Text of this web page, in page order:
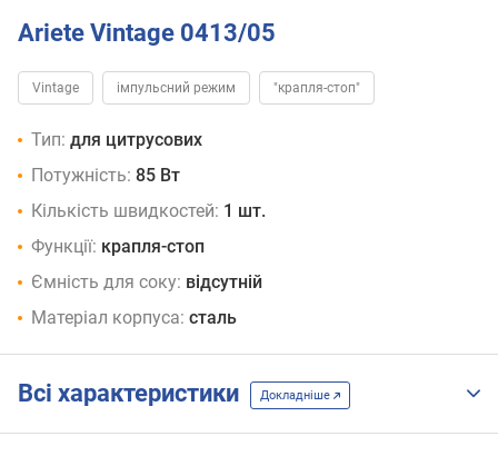
Ariete Vintage 0413/05
Vintage імпульсний режим "крапля-стоп"
Тип: для цитрусових
Потужність: 85 Вт
Кількість швидкостей: 1 шт.
Функції: крапля-стоп
Ємність для соку: відсутній
Матеріал корпуса: сталь
Всі характеристики Докладніше